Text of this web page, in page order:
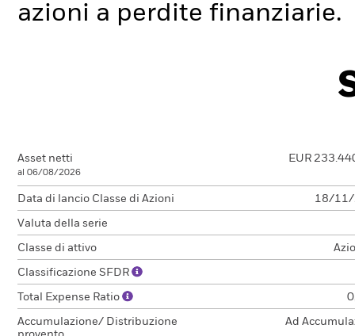
azioni a perdite finanziarie.
Asset netti
al 06/08/2026
EUR
Data di lancio Classe di Azioni 18/11/
Valuta della serie
Classe di attivo
Classificazione SFDR
Total Expense Ratio
Accumulazione/ Distribuzione
Ad